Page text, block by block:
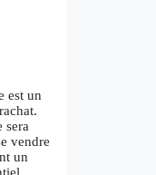
est un
sera
vendre
un